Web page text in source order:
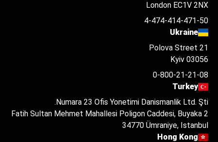
London EC1V 2NX
4-474-414-471-50
Ukraine
Polova Street 21
Kyiv 03056
0-800-21-21-08
Turkey
Numara 23 Ofis Yonetimi Danismanlik Ltd. Şti.
Fatih Sultan Mehmet Mahallesi Poligon Caddesi, Buyaka 2
34770 Ümraniye, Istanbul
Hong Kong